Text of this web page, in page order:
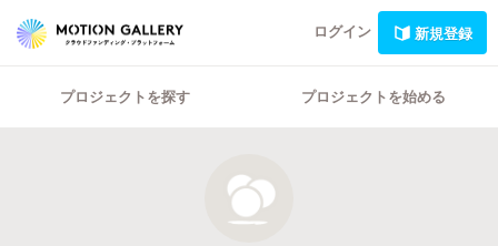
ログイン 新規登録
プロジェクトを探す プロジェクトを始める